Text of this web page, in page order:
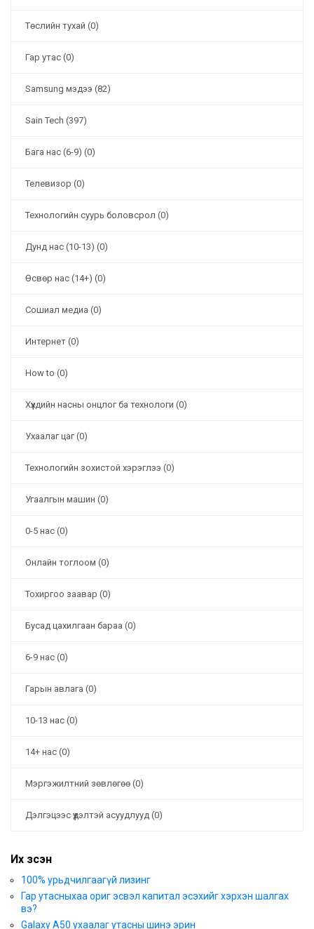
Төслийн тухай (0)
Гар утас (0)
Samsung мэдээ (82)
Sain Tech (397)
Бага нас (6-9) (0)
Телевизор (0)
Технологийн суурь боловсрол (0)
Дунд нас (10-13) (0)
Өсвөр нас (14+) (0)
Сошиал медиа (0)
Интернет (0)
How to (0)
Хүүхдийн насны онцлог ба технологи (0)
Ухаалаг цаг (0)
Технологийн зохистой хэрэглээ (0)
Угаалгын машин (0)
0-5 нас (0)
Онлайн тоглоом (0)
Тохиргоо заавар (0)
Бусад цахилгаан бараа (0)
6-9 нас (0)
Гарын авлага (0)
10-13 нас (0)
14+ нас (0)
Мэргэжилтний зөвлөгөө (0)
Дэлгэцээс үүдэлтэй асуудлууд (0)
Их үзсэн
100% урьдчилгаагүй лизинг
Гар утасныхаа ориг эсвэл капитал эсэхийг хэрхэн шалгах
вэ?
Galaxy A50 ухаалаг утасны шинэ эрин